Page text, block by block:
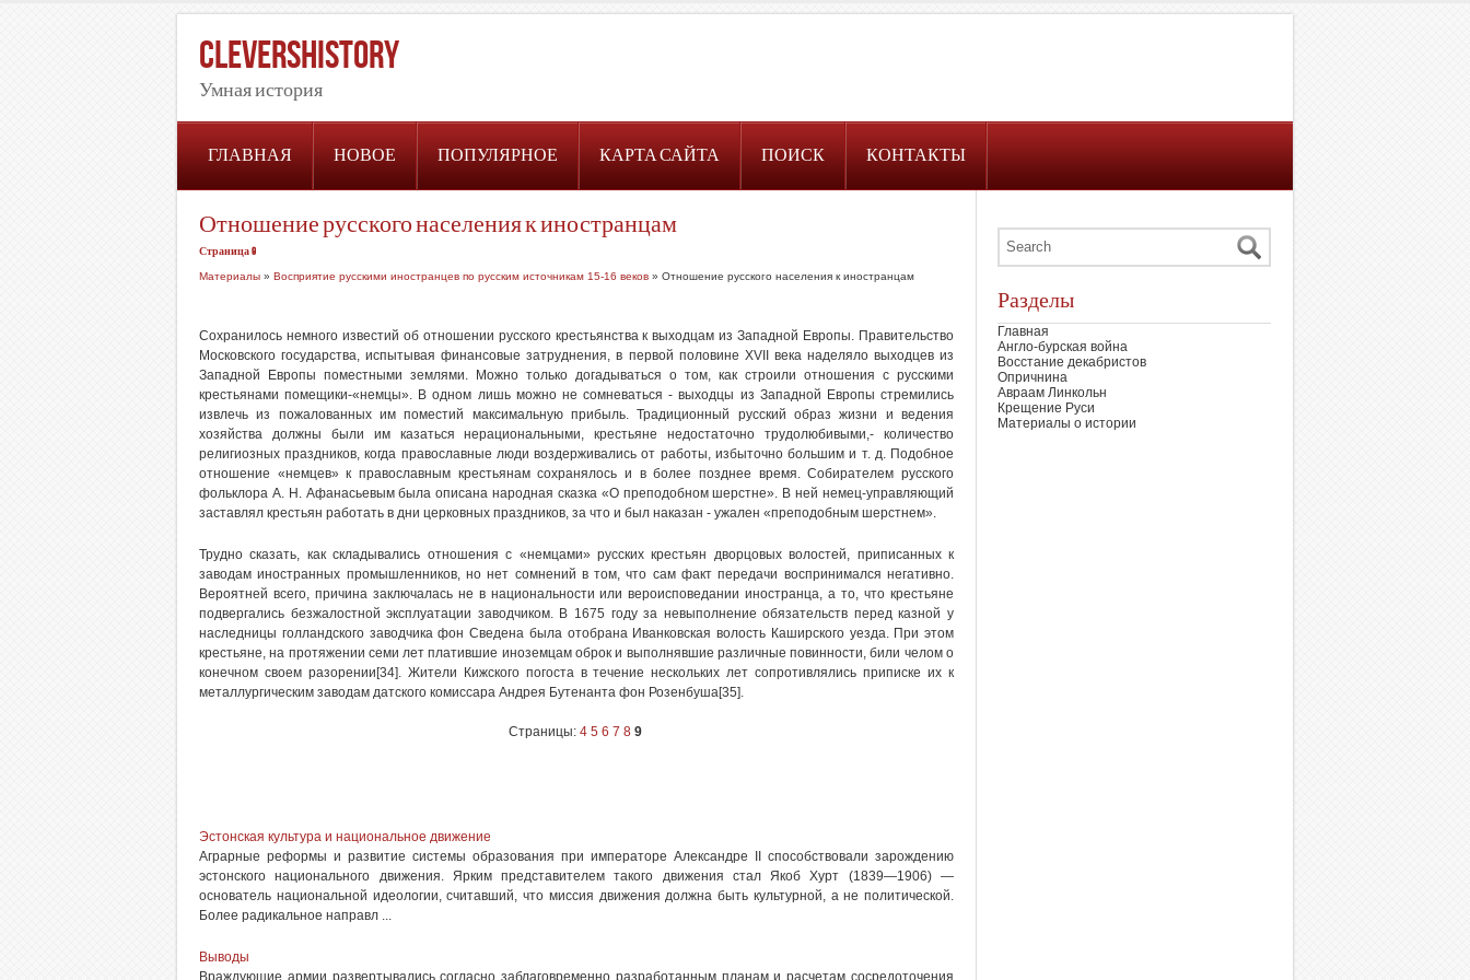
CleversHistory
Умная история
ГЛАВНАЯ НОВОЕ ПОПУЛЯРНОЕ КАРТА САЙТА ПОИСК КОНТАКТЫ
Отношение русского населения к иностранцам
Страница 9
Материалы » Восприятие русскими иностранцев по русским источникам 15-16 веков » Отношение русского населения к иностранцам
Сохранилось немного известий об отношении русского крестьянства к выходцам из Западной Европы. Правительство
Московского государства, испытывая финансовые затруднения, в первой половине XVII века наделяло выходцев из
Западной Европы поместными землями. Можно только догадываться о том, как строили отношения с русскими
крестьянами помещики-«немцы». В одном лишь можно не сомневаться - выходцы из Западной Европы стремились
извлечь из пожалованных им поместий максимальную прибыль. Традиционный русский образ жизни и ведения
хозяйства должны были им казаться нерациональными, крестьяне недостаточно трудолюбивыми,- количество
религиозных праздников, когда православные люди воздерживались от работы, избыточно большим и т. д. Подобное
отношение «немцев» к православным крестьянам сохранялось и в более позднее время. Собирателем русского
фольклора А. Н. Афанасьевым была описана народная сказка «О преподобном шерстне». В ней немец-управляющий
заставлял крестьян работать в дни церковных праздников, за что и был наказан - ужален «преподобным шерстнем».
Трудно сказать, как складывались отношения с «немцами» русских крестьян дворцовых волостей, приписанных к
заводам иностранных промышленников, но нет сомнений в том, что сам факт передачи воспринимался негативно.
Вероятней всего, причина заключалась не в национальности или вероисповедании иностранца, а то, что крестьяне
подвергались безжалостной эксплуатации заводчиком. В 1675 году за невыполнение обязательств перед казной у
наследницы голландского заводчика фон Сведена была отобрана Иванковская волость Каширского уезда. При этом
крестьяне, на протяжении семи лет платившие иноземцам оброк и выполнявшие различные повинности, били челом о
конечном своем разорении[34]. Жители Кижского погоста в течение нескольких лет сопротивлялись приписке их к
металлургическим заводам датского комиссара Андрея Бутенанта фон Розенбуша[35].
Страницы: 4 5 6 7 8 9
Эстонская культура и национальное движение
Аграрные реформы и развитие системы образования при императоре Александре II способствовали зарождению
эстонского национального движения. Ярким представителем такого движения стал Якоб Хурт (1839—1906) —
основатель национальной идеологии, считавший, что миссия движения должна быть культурной, а не политической.
Более радикальное направл ...
Выводы
Враждующие армии развертывались согласно заблаговременно разработанным планам и расчетам сосредоточения
Разделы
Главная
Англо-бурская война
Восстание декабристов
Опричнина
Авраам Линкольн
Крещение Руси
Материалы о истории